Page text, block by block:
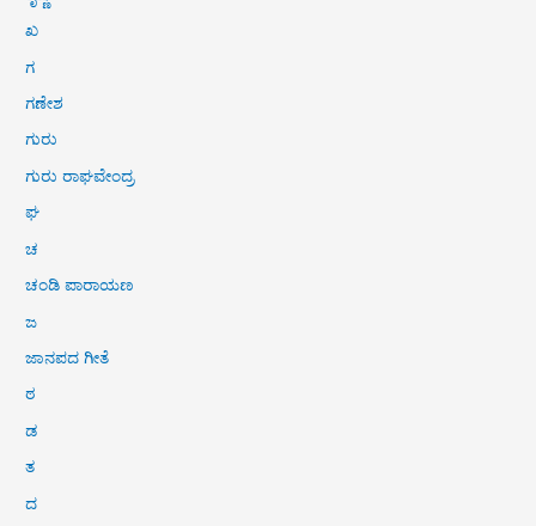
ಖ
ಗ
ಗಣೇಶ
ಗುರು
ಗುರು ರಾಘವೇಂದ್ರ
ಘ
ಚ
ಚಂಡಿ ಪಾರಾಯಣ
ಜ
ಜಾನಪದ ಗೀತೆ
ಠ
ಡ
ತ
ದ